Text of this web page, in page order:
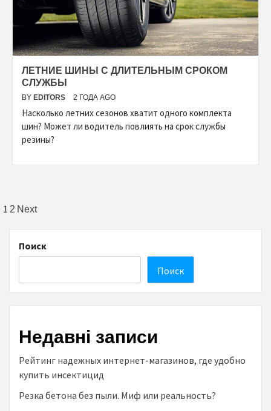
ЛЕТНИЕ ШИНЫ С ДЛИТЕЛЬНЫМ СРОКОМ
СЛУЖБЫ
BY EDITORS 2 ГОДА AGO
Насколько летних сезонов хватит одного комплекта
шин? Может ли водитель повлиять на срок службы
резины?
Пагинация
записей
1 2 Next
Поиск
Поиск
Недавні записи
Рейтинг надежных интернет-магазинов, где удобно
купить инсектицид
Резка бетона без пыли. Миф или реальность?